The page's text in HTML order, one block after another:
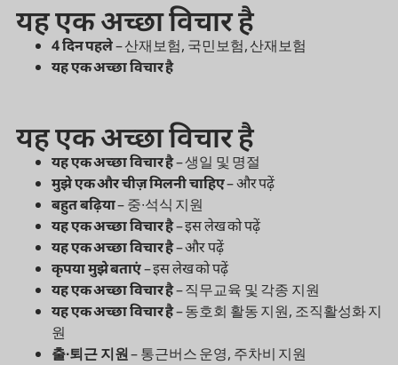
यह एक अच्छा विचार है
4 दिन पहले–산재보험, 국민보험, 산재보험
यह एक अच्छा विचार है
यह एक अच्छा विचार है
यह एक अच्छा विचार है–생일 및 명절
मुझे एक और चीज़ मिलनी चाहिए–और पढ़ें
बहुत बढ़िया– 중∙석식 지원
यह एक अच्छा विचार है– इस लेख को पढ़ें
यह एक अच्छा विचार है– और पढ़ें
कृपया मुझे बताएं– इस लेख को पढ़ें
यह एक अच्छा विचार है– 직무교육 및 각종 지원
यह एक अच्छा विचार है– 동호회 활동 지원, 조직활성화 지
원
출∙퇴근 지원– 통근버스 운영, 주차비 지원